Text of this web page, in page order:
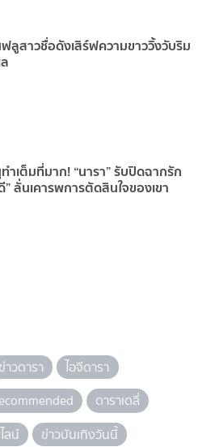
ลูสาวชื่อดังเสิร์ฟความขาววิ้งวับริม
ำเต็มที่มาก! “นารา” รับปิดฉากรัก
” ลั่นเคารพการตัดสินใจของเขา
ข่าวดารา
ไอจีดารา
ดาราเดลี่
ลน์ ข่าวบันเทิงวันนี้